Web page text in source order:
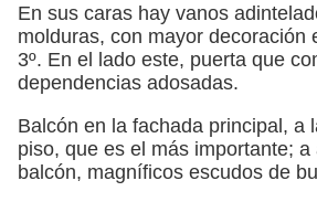
En sus caras hay vanos
molduras, con mayor decoración
3º. En el lado este, puerta que
dependencias adosadas.
Balcón en la fachada principal, a
piso, que es el más importante;
balcón, magníficos escudos de